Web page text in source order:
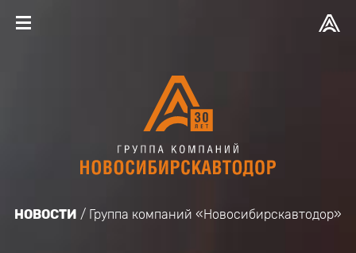
НОВОСТИ Группа компаний «Новосибирскавтодор»